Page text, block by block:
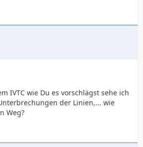
IVTC wie Du es vorschlägst sehe ich
der Linien,... wie
Weg?